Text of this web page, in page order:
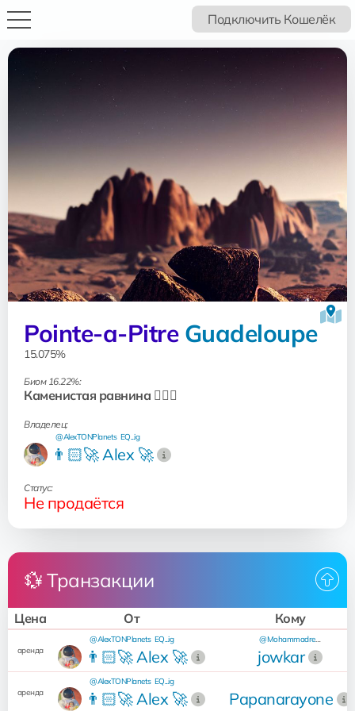
Подключить Кошелёк
Pointe-a-Pitre Guadeloupe
15.075%
Биом 16.22%:
Каменистая равнина 🧗🏻‍♂️
Владелец:
👨🏻‍🚀 Alex 🚀
@AlexTONPlanets EQ...ig
Статус:
Не продаётся
💱 Транзакции
Цена От Кому
аренда 👨🏻‍🚀 Alex 🚀
@AlexTONPlanets EQ...ig
jowkar
@Mohammadreza376
аренда 👨🏻‍🚀 Alex 🚀
@AlexTONPlanets EQ...ig
Papanarayone